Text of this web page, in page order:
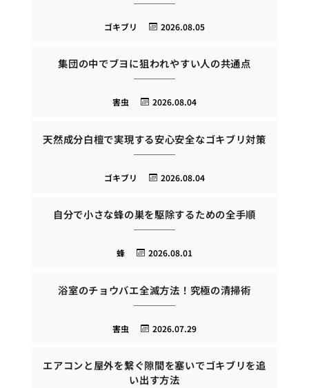
2026.08.05
ゴキブリ
集団の中でブヨに狙われやすい人の共通点
2026.08.04
害虫
天然成分白檀で実現する安心安全なゴキブリ対策
2026.08.04
ゴキブリ
自分で小さな蜂の巣を駆除するための全手順
2026.08.01
蜂
浴室のチョウバエ全滅方法！究極の清掃術
2026.07.29
害虫
エアコンと屋外を繋ぐ隙間を塞いでゴキブリを追
い出す方法